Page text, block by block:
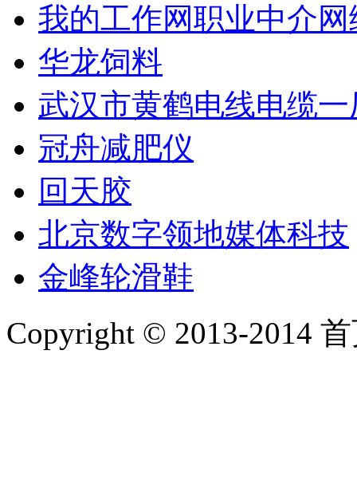
我的工作网职业中介网
华龙饲料
武汉市黄鹤电线电缆一
冠舟减肥仪
回天胶
北京数字领地媒体科技
金峰轮滑鞋
Copyright © 2013-2014